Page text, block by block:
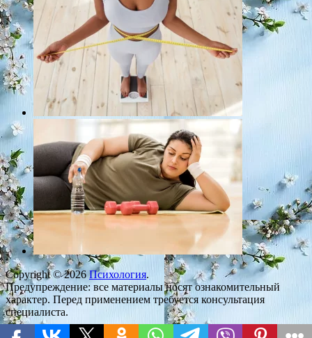
Copyright © 2026 Психология.
Предупреждение: все материалы носят ознакомительный
характер. Перед применением требуется консультация
специалиста.